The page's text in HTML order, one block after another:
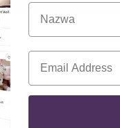
Nazwa
E-mail